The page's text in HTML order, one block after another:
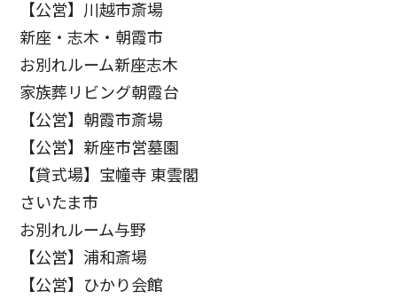
【公営】川越市斎場
新座・志木・朝霞市
お別れルーム新座志木
家族葬リビング朝霞台
【公営】朝霞市斎場
【公営】新座市営墓園
【貸式場】宝幢寺 東雲閣
さいたま市
お別れルーム与野
【公営】浦和斎場
【公営】ひかり会館